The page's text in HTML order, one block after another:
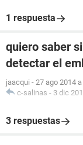
1 respuesta
quiero saber
detectar el
jaacqui - 27 ago 2014
c-salinas - 3 dic
3 respuestas